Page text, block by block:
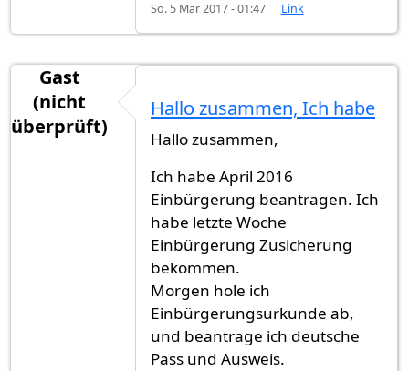
So. 5 Mär 2017 - 01:47 Link
Gast
(nicht
überprüft)
Hallo zusammen, Ich habe
Hallo zusammen,
Ich habe April 2016
Einbürgerung beantragen. Ich
habe letzte Woche
Einbürgerung Zusicherung
bekommen.
Morgen hole ich
Einbürgerungsurkunde ab,
und beantrage ich deutsche
Pass und Ausweis.